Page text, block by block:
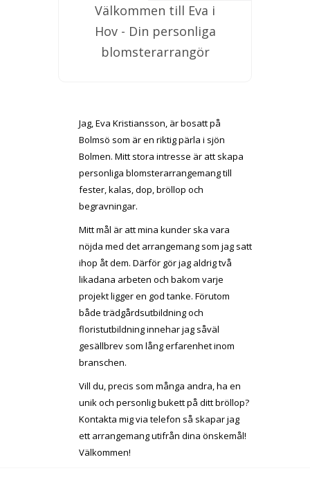
Välkommen till Eva i
Hov - Din personliga
blomsterarrangör
Jag, Eva Kristiansson, är bosatt på
Bolmsö som är en riktig pärla i sjön
Bolmen. Mitt stora intresse är att skapa
personliga blomsterarrangemang till
fester, kalas, dop, bröllop och
begravningar.
Mitt mål är att mina kunder ska vara
nöjda med det arrangemang som jag satt
ihop åt dem. Därför gör jag aldrig två
likadana arbeten och bakom varje
projekt ligger en god tanke. Förutom
både trädgårdsutbildning och
floristutbildning innehar jag såväl
gesällbrev som lång erfarenhet inom
branschen.
Vill du, precis som många andra, ha en
unik och personlig bukett på ditt bröllop?
Kontakta mig via telefon så skapar jag
ett arrangemang utifrån dina önskemål!
Välkommen!